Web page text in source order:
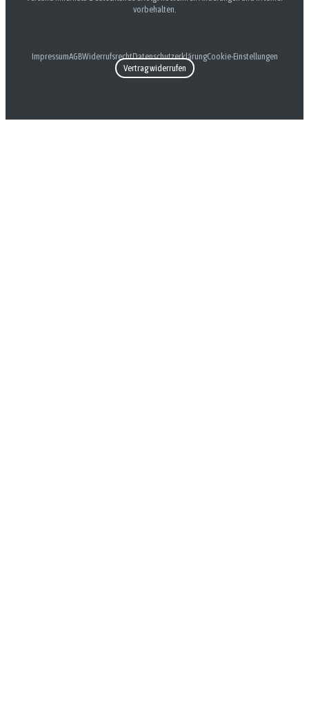
vorbehalten.
ImpressumAGBWiderrufsrechtDatenschutzerklärungCookie-Einstellungen
Vertrag widerrufen